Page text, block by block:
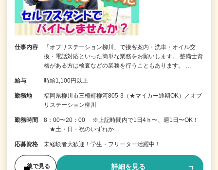
仕事内容
「オブリステーション柳川」で接客案内・洗車・オイル交
換・電話対応といった簡単な業務をお願いします。 整備士資
格がある方は検査などの業務を行うこともあります。 …
給与 時給1,100円以上
勤務地
福岡県柳川市三橋町柳河805-3（★マイカー通期OK）／オブ
リステーション柳川
勤務時間
8：00〜20：00 ※上記時間内で1日4ｈ〜、週1日〜OK！
★土・日・祝のいずれか…
応募資格 未経験者大歓迎！学生・フリーター活躍中！
後で見る 詳細を見る